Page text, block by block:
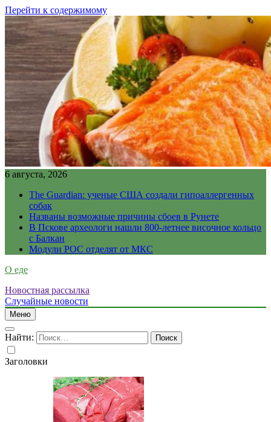
Перейти к содержимому
6 августа, 2026
The Guardian: ученые США создали гипоаллергенных
собак
Названы возможные причины сбоев в Рунете
В Пскове археологи нашли 800-летнее височное кольцо
с Балкан
Модули РОС отделят от МКС
О еде
Новостная рассылка
Случайные новости
Меню
Найти:
Заголовки